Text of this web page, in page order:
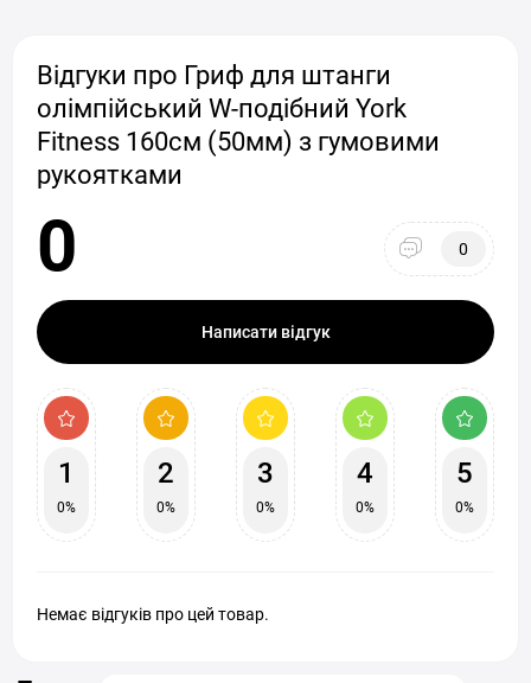
Відгуки про Гриф для штанги
олімпійський W-подібний York
Fitness 160см (50мм) з гумовими
рукоятками
0 0
Написати відгук
1
0%
2
0%
3
0%
4
0%
5
0%
Немає відгуків про цей товар.